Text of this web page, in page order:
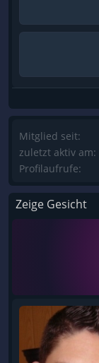
Mitglied seit:
zuletzt aktiv am:
Profilaufrufe:
Zeige Gesicht